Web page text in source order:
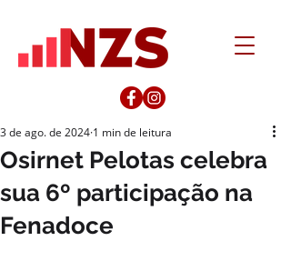
Osirnet Pelotas celebra
sua 6º participação na
Fenadoce
3 de ago. de 2024 1 min de leitura